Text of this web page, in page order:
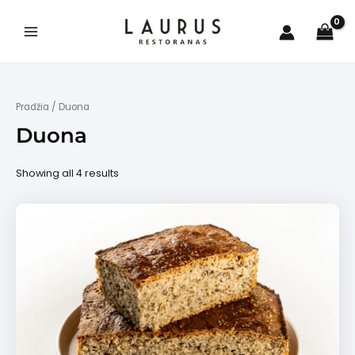
turinioMain
Pradžia / Duona
Duona
Showing all 4 results